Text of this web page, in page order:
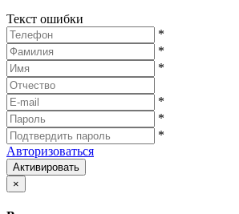
Текст ошибки
*
*
*
*
*
*
Авторизоваться
Активировать
×